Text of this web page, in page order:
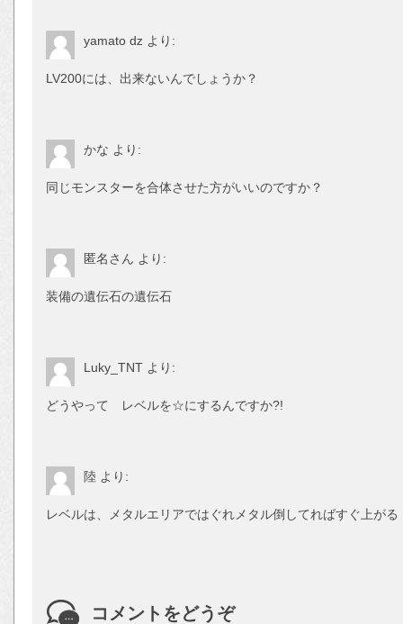
yamato ǳ より:
LV200には、出来ないんでしょうか？
かな より:
同じモンスターを合体させた方がいいのですか？
匿名さん より:
装備の遺伝石の遺伝石
Luky_TNT より:
どうやって レベルを☆にするんですか?!
陸 より:
レベルは、メタルエリアではぐれメタル倒してればすぐ上
コメントをどうぞ